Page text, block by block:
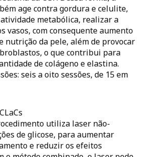
age contra gordura e celulite,
metabólica, realizar a
vasos, com consequente aumento
nutrição da pele, além de provocar
o que contribui para
de colágeno e elastina.
seis a oito sessões, de 15 em
utiliza laser não-
de glicose, para aumentar
e reduzir os efeitos